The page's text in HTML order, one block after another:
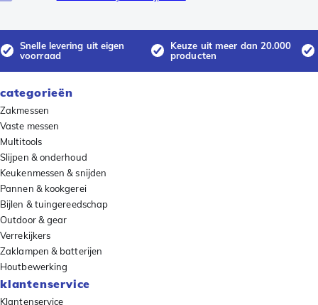
Snelle levering uit eigen
voorraad
Keuze uit meer dan 20.000
producten
categorieën
Zakmessen
Vaste messen
Multitools
Slijpen & onderhoud
Keukenmessen & snijden
Pannen & kookgerei
Bijlen & tuingereedschap
Outdoor & gear
Verrekijkers
Zaklampen & batterijen
Houtbewerking
klantenservice
Klantenservice